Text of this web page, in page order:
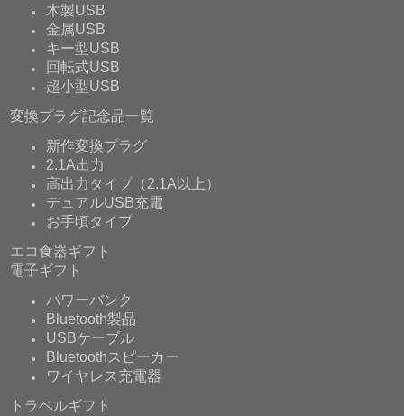
木製USB
金属USB
キー型USB
回転式USB
超小型USB
変換プラグ記念品一覧
新作変換プラグ
2.1A出力
高出力タイプ（2.1A以上）
デュアルUSB充電
お手頃タイプ
エコ食器ギフト
電子ギフト
パワーバンク
Bluetooth製品
USBケーブル
Bluetoothスピーカー
ワイヤレス充電器
トラベルギフト